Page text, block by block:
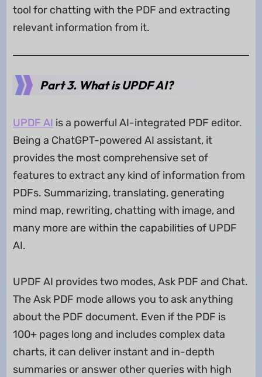
tool for chatting with the PDF and extracting
relevant information from it.
Part 3. What is UPDF AI?
UPDF AI is a powerful AI-integrated PDF editor.
Being a ChatGPT-powered AI assistant, it
provides the most comprehensive set of
features to extract any kind of information from
PDFs. Summarizing, translating, generating
mind map, rewriting, chatting with image, and
many more are within the capabilities of UPDF
AI.
UPDF AI provides two modes, Ask PDF and Chat.
The Ask PDF mode allows you to ask anything
about the PDF document. Even if the PDF is
100+ pages long and includes complex data
charts, it can deliver instant and in-depth
summaries or answer other queries with high